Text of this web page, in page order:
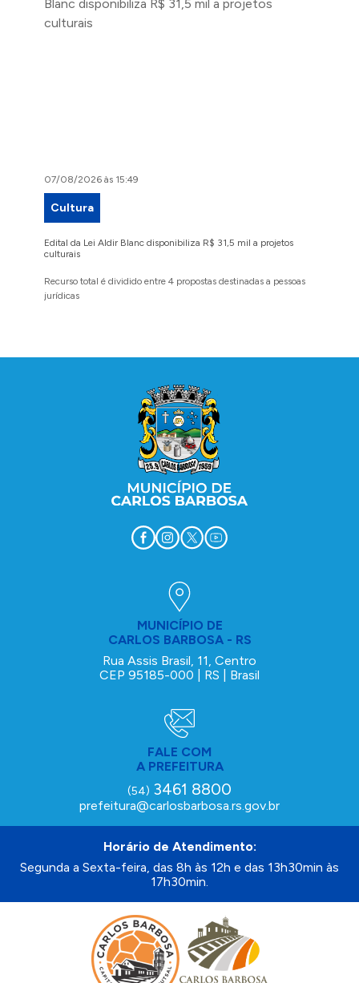
07/08/2026 às 15:49
Cultura
Edital da Lei Aldir Blanc disponibiliza R$ 31,5 mil a projetos
culturais
Recurso total é dividido entre 4 propostas destinadas a pessoas
jurídicas
MUNICÍPIO DE
CARLOS BARBOSA - RS
Rua Assis Brasil, 11, Centro
CEP 95185-000 | RS | Brasil
FALE COM
A PREFEITURA
(54) 3461 8800
prefeitura@carlosbarbosa.rs.gov.br
Horário de Atendimento:
Segunda a Sexta-feira, das 8h às 12h e das 13h30min às
17h30min.